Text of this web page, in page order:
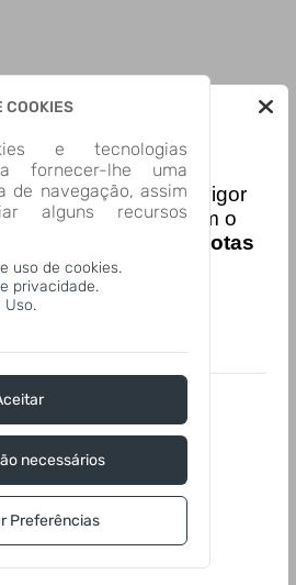
COOKIES
e tecnologias
fornecer-lhe uma
de navegação, assim
alguns recursos
uso de cookies.
privacidade.
Uso.
necessários
Preferências
01/01/2026entra em vigor
de integração com o
Nacional das
Notas
com isso
novas regras,
e saiba mais.
DO SUL